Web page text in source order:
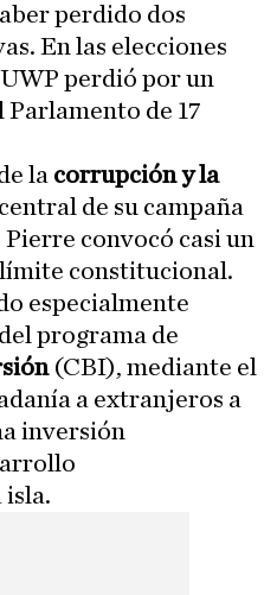
perdido dos
En las elecciones
perdió por un
Parlamento de 17
la corrupción y la
de su campaña
Pierre convocó casi un
límite constitucional.
especialmente
programa de
(CBI), mediante el
a extranjeros a
inversión
isla.